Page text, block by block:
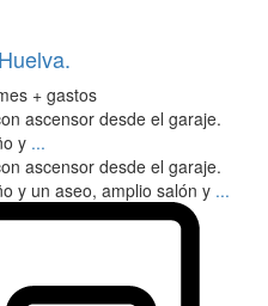
+ gastos
ascensor desde el garaje.
y ...
ascensor desde el garaje.
y un aseo, amplio salón y ...